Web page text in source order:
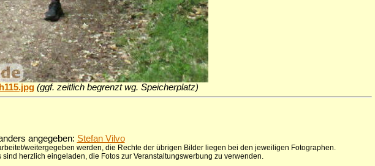
(ggf. zeitlich begrenzt wg. Speicherplatz)
angegeben: Stefan Vilvo
weitergegeben werden, die Rechte der übrigen Bilder liegen bei den jeweiligen Fotographen.
herzlich eingeladen, die Fotos zur Veranstaltungswerbung zu verwenden.